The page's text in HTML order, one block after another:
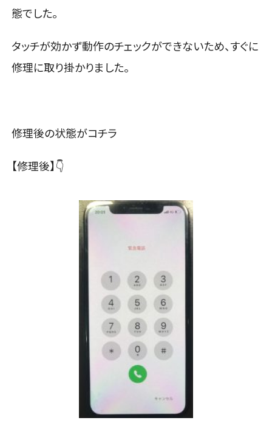
態でした。
タッチが効かず動作のチェックができないため、すぐに
修理に取り掛かりました。
修理後の状態がコチラ
【修理後】👇